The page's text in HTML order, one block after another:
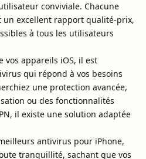
conviviale. Chacune
un excellent rapport qualité-prix,
à tous les utilisateurs
vos appareils iOS, il est
qui répond à vos besoins
une protection avancée,
ou des fonctionnalités
il existe une solution adaptée
antivirus pour iPhone,
tranquillité, sachant que vos